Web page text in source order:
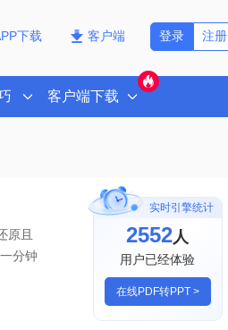
下载 客户端 注册
登录
客户端下载
原且
分钟
实时引擎统计
2552人
用户已经体验
在线PDF转PPT >